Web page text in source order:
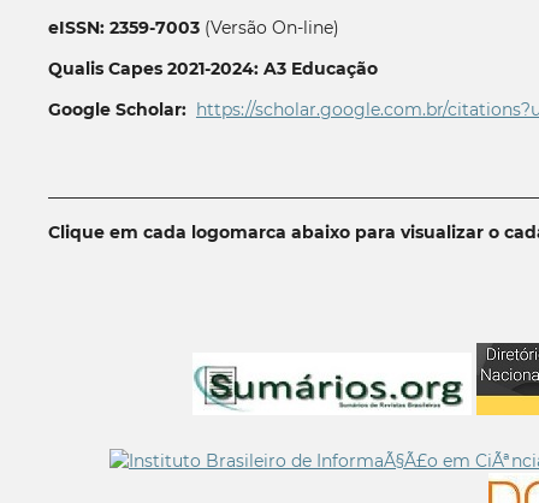
eISSN: 2359-7003(Versão On-line)
Qualis Capes 2021-2024: A3 Educação
Google Scholar: https://scholar.google.com.br/
Clique em cada logomarca abaixo para visualizar o